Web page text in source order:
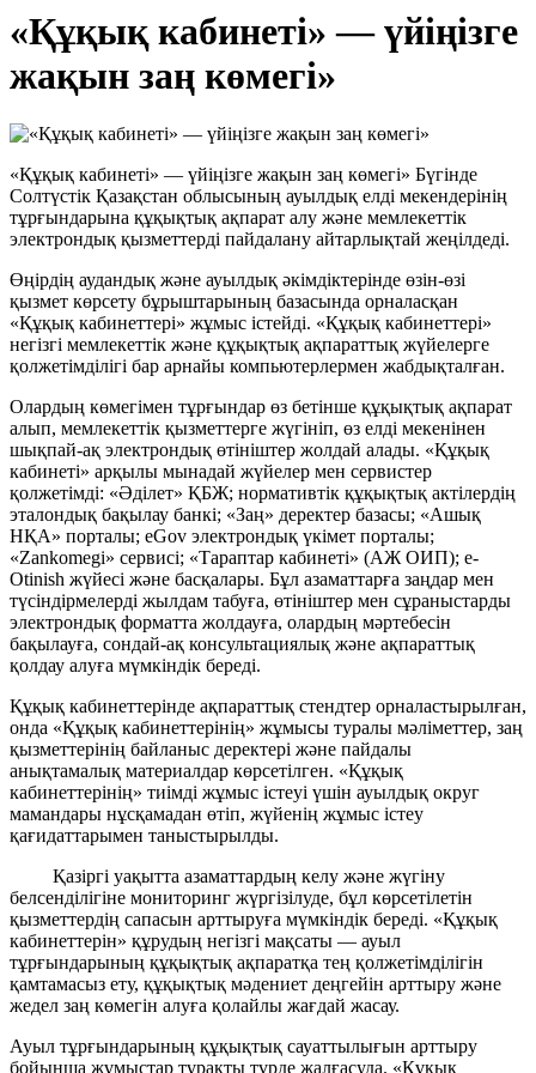
«Құқық кабинеті» — үйіңізге
жақын заң көмегі»
«Құқық кабинеті» — үйіңізге жақын заң көмегі» Бүгінде
Солтүстік Қазақстан облысының ауылдық елді мекендерінің
тұрғындарына құқықтық ақпарат алу және мемлекеттік
электрондық қызметтерді пайдалану айтарлықтай жеңілдеді.
Өңірдің аудандық және ауылдық әкімдіктерінде өзін-өзі
қызмет көрсету бұрыштарының базасында орналасқан
«Құқық кабинеттері» жұмыс істейді. «Құқық кабинеттері»
негізгі мемлекеттік және құқықтық ақпараттық жүйелерге
қолжетімділігі бар арнайы компьютерлермен жабдықталған.
Олардың көмегімен тұрғындар өз бетінше құқықтық ақпарат
алып, мемлекеттік қызметтерге жүгініп, өз елді мекенінен
шықпай-ақ электрондық өтініштер жолдай алады. «Құқық
кабинеті» арқылы мынадай жүйелер мен сервистер
қолжетімді: «Әділет» ҚБЖ; нормативтік құқықтық актілердің
эталондық бақылау банкі; «Заң» деректер базасы; «Ашық
НҚА» порталы; eGov электрондық үкімет порталы;
«Zankomegi» сервисі; «Тараптар кабинеті» (АЖ ОИП); e-
Otinish жүйесі және басқалары. Бұл азаматтарға заңдар мен
түсіндірмелерді жылдам табуға, өтініштер мен сұраныстарды
электрондық форматта жолдауға, олардың мәртебесін
бақылауға, сондай-ақ консультациялық және ақпараттық
қолдау алуға мүмкіндік береді.
Құқық кабинеттерінде ақпараттық стендтер орналастырылған,
онда «Құқық кабинеттерінің» жұмысы туралы мәліметтер, заң
қызметтерінің байланыс деректері және пайдалы
анықтамалық материалдар көрсетілген. «Құқық
кабинеттерінің» тиімді жұмыс істеуі үшін ауылдық округ
мамандары нұсқамадан өтіп, жүйенің жұмыс істеу
қағидаттарымен таныстырылды.
Қазіргі уақытта азаматтардың келу және жүгіну
белсенділігіне мониторинг жүргізілуде, бұл көрсетілетін
қызметтердің сапасын арттыруға мүмкіндік береді. «Құқық
кабинеттерін» құрудың негізгі мақсаты — ауыл
тұрғындарының құқықтық ақпаратқа тең қолжетімділігін
қамтамасыз ету, құқықтық мәдениет деңгейін арттыру және
жедел заң көмегін алуға қолайлы жағдай жасау.
Ауыл тұрғындарының құқықтық сауаттылығын арттыру
бойынша жұмыстар тұрақты түрде жалғасуда. «Құқық